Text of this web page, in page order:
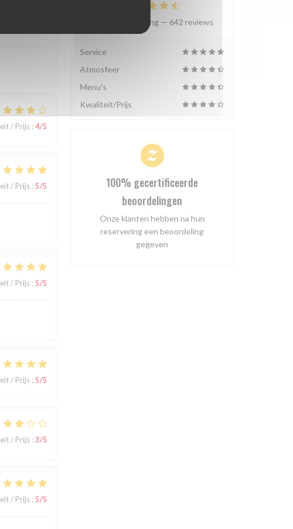
/ Prijs : 4/5
/ Prijs : 5/5
/ Prijs : 5/5
/ Prijs : 5/5
/ Prijs : 3/5
/ Prijs : 5/5
Gemiddelde rating — 642 reviews
Service
Atmosfeer
Menu's
Kwaliteit/Prijs
100% gecertificeerde
beoordelingen
Onze klanten hebben na hun
reservering een beoordeling
gegeven